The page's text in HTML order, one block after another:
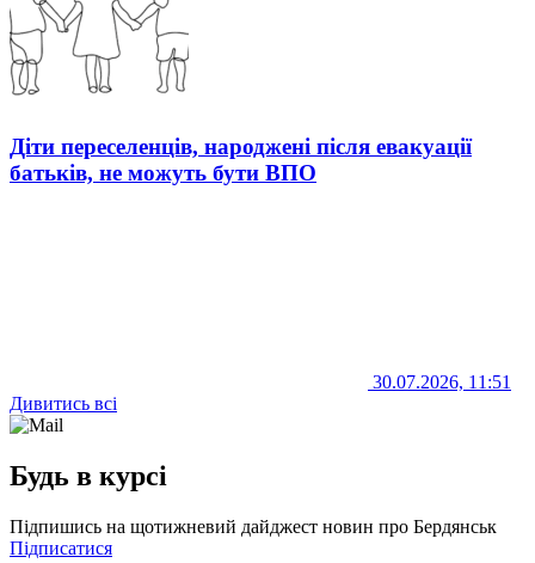
Діти переселенців, народжені після евакуації
батьків, не можуть бути ВПО
30.07.2026, 11:51
Дивитись всі
Будь в курсі
Підпишись на щотижневий дайджест новин про Бердянськ
Підписатися